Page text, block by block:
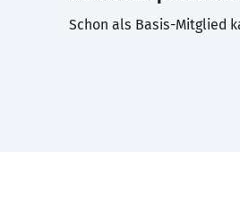
Schon als Basis-Mitglied